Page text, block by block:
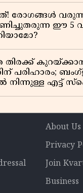
രോഗങ്ങൾ
ഈ 5
പരിഹാരം;
നിന്നുള്ള എട്ട്
About Us
Privacy
Join
Business